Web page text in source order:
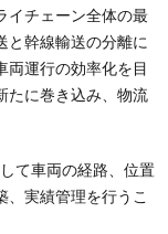
イチェーン全体の最
と幹線輸送の分離に
両運行の効率化を目
たに巻き込み、物流
て車両の経路、位置
実績管理を行うこ